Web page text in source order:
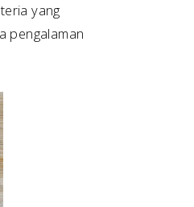
yang
pengalaman